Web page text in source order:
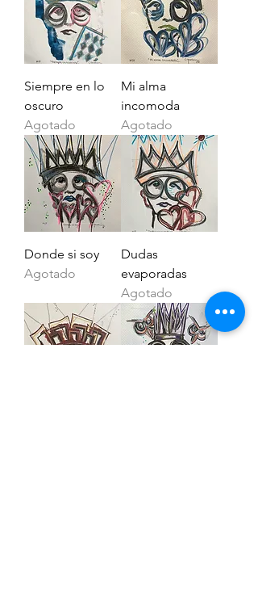
Siempre en lo
oscuro
Agotado
Mi alma
incomoda
Agotado
Donde si soy
Agotado
Dudas
evaporadas
Agotado